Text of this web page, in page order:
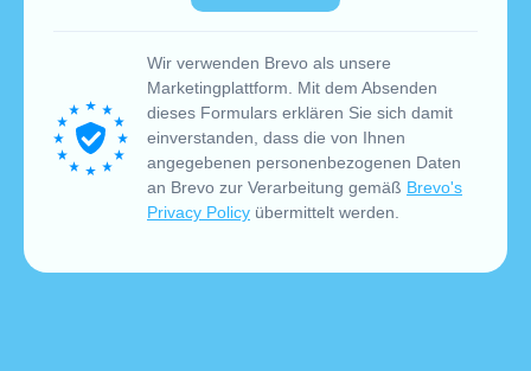
Wir verwenden Brevo als unsere
Marketingplattform. Mit dem Absenden
dieses Formulars erklären Sie sich damit
einverstanden, dass die von Ihnen
angegebenen personenbezogenen Daten
an Brevo zur Verarbeitung gemäß Brevo's
Privacy Policy übermittelt werden.